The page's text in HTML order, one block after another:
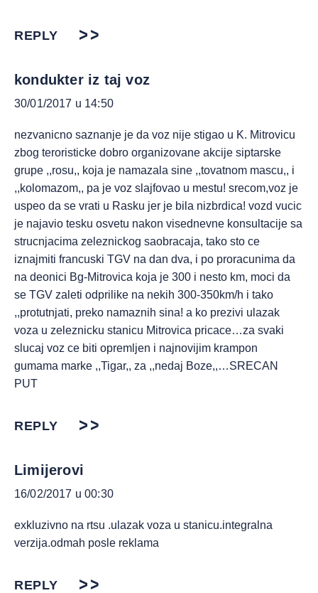
REPLY
kondukter iz taj voz
30/01/2017 u 14:50
nezvanicno saznanje je da voz nije stigao u K. Mitrovicu
zbog teroristicke dobro organizovane akcije siptarske
grupe ,,rosu,, koja je namazala sine ,,tovatnom mascu,, i
,,kolomazom,, pa je voz slajfovao u mestu! srecom,voz je
uspeo da se vrati u Rasku jer je bila nizbrdica! vozd vucic
je najavio tesku osvetu nakon visednevne konsultacije sa
strucnjacima zeleznickog saobracaja, tako sto ce
iznajmiti francuski TGV na dan dva, i po proracunima da
na deonici Bg-Mitrovica koja je 300 i nesto km, moci da
se TGV zaleti odprilike na nekih 300-350km/h i tako
,,protutnjati, preko namaznih sina! a ko prezivi ulazak
voza u zeleznicku stanicu Mitrovica pricace…za svaki
slucaj voz ce biti opremljen i najnovijim krampon
gumama marke ,,Tigar,, za ,,nedaj Boze,,…SRECAN
PUT
REPLY
Limijerovi
16/02/2017 u 00:30
exkluzivno na rtsu .ulazak voza u stanicu.integralna
verzija.odmah posle reklama
REPLY